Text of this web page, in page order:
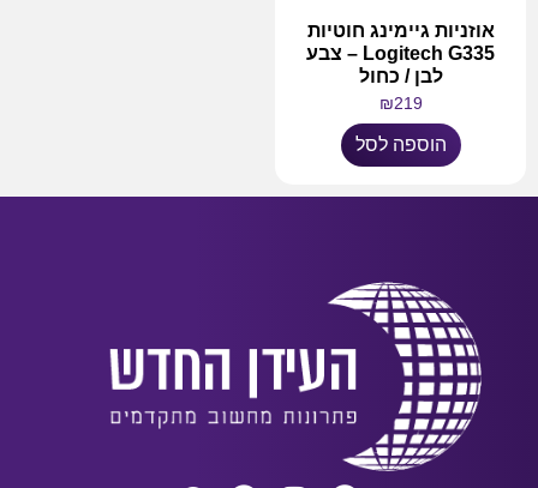
אוזניות גיימינג חוטיות
Logitech G335 – צבע
לבן / כחול
₪219
הוספה לסל